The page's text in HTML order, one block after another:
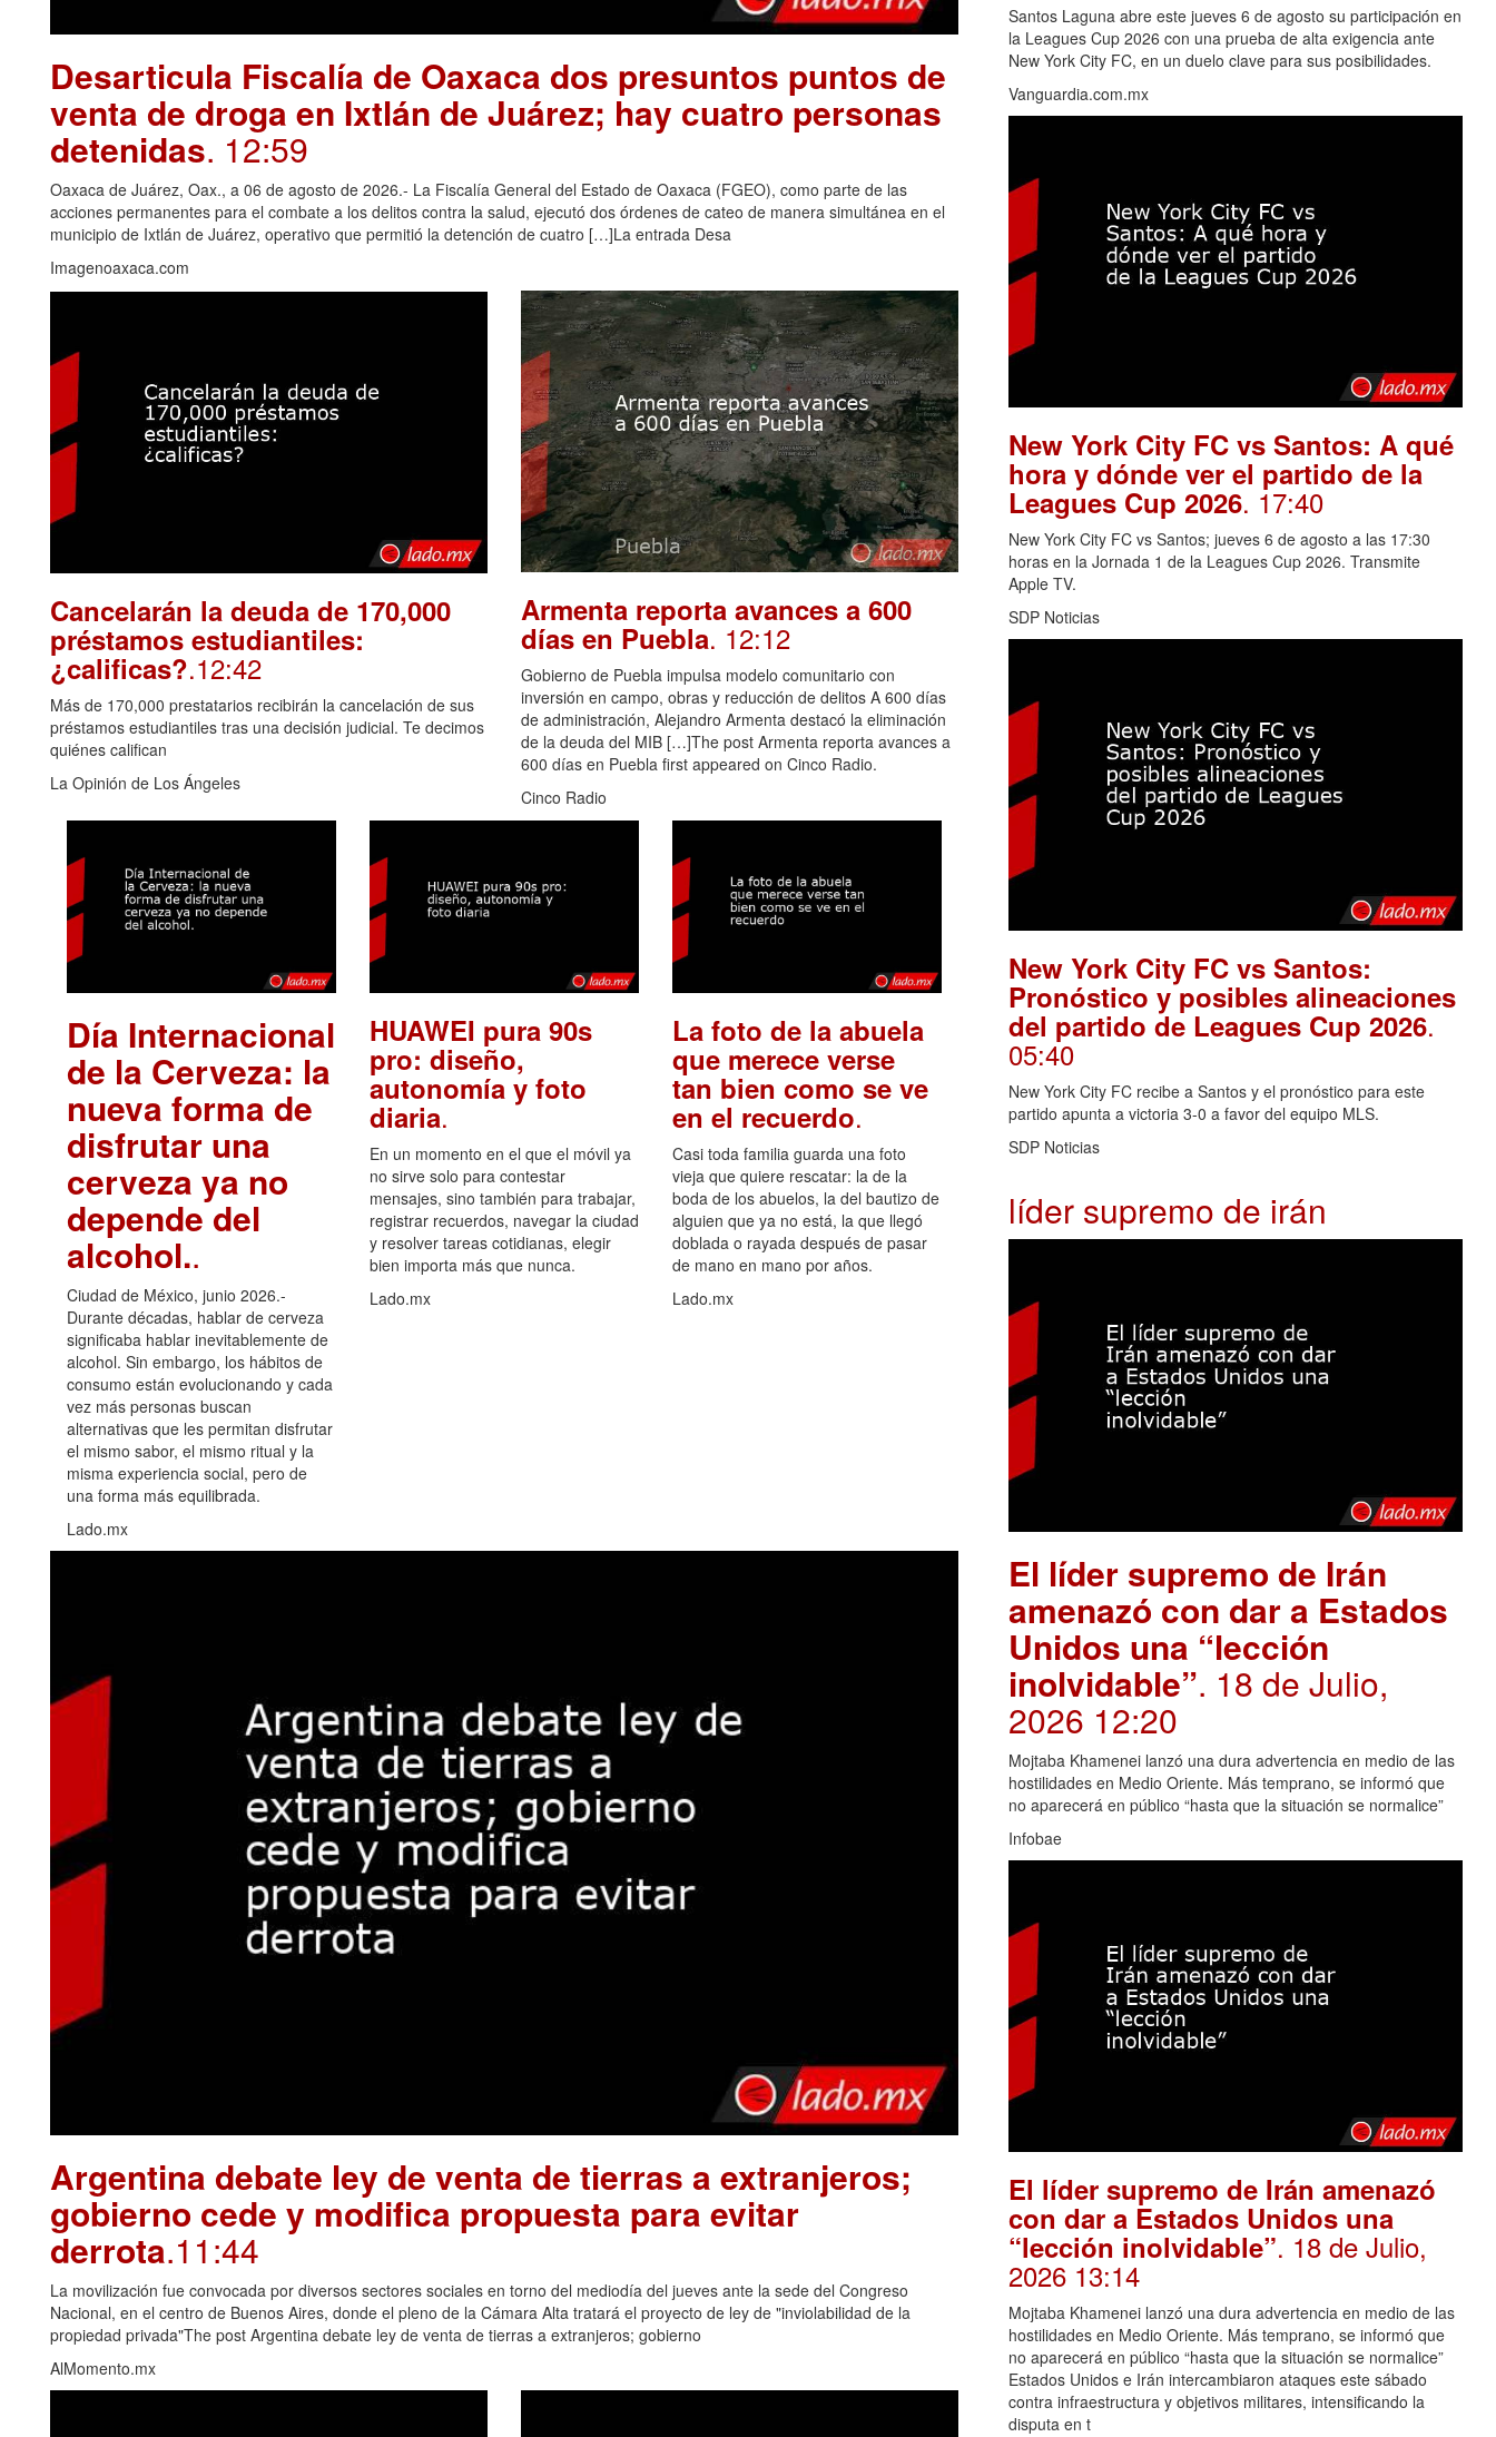
Desarticula Fiscalía de Oaxaca dos presuntos puntos de
venta de droga en Ixtlán de Juárez; hay cuatro personas
detenidas. 12:59
Oaxaca de Juárez, Oax., a 06 de agosto de 2026.- La Fiscalía General del Estado de Oaxaca (FGEO), como parte de las
acciones permanentes para el combate a los delitos contra la salud, ejecutó dos órdenes de cateo de manera simultánea en el
municipio de Ixtlán de Juárez, operativo que permitió la detención de cuatro […]La entrada Desa
Imagenoaxaca.com
Cancelarán la deuda de 170,000
préstamos estudiantiles:
¿calificas?.12:42
Más de 170,000 prestatarios recibirán la cancelación de sus
préstamos estudiantiles tras una decisión judicial. Te decimos
quiénes califican
La Opinión de Los Ángeles
Armenta reporta avances a 600
días en Puebla. 12:12
Gobierno de Puebla impulsa modelo comunitario con
inversión en campo, obras y reducción de delitos A 600 días
de administración, Alejandro Armenta destacó la eliminación
de la deuda del MIB […]The post Armenta reporta avances a
600 días en Puebla first appeared on Cinco Radio.
Cinco Radio
Día Internacional
de la Cerveza: la
nueva forma de
disfrutar una
cerveza ya no
depende del
alcohol..
Ciudad de México, junio 2026.-
Durante décadas, hablar de cerveza
significaba hablar inevitablemente de
alcohol. Sin embargo, los hábitos de
consumo están evolucionando y cada
vez más personas buscan
alternativas que les permitan disfrutar
el mismo sabor, el mismo ritual y la
misma experiencia social, pero de
una forma más equilibrada.
Lado.mx
HUAWEI pura 90s
pro: diseño,
autonomía y foto
diaria.
En un momento en el que el móvil ya
no sirve solo para contestar
mensajes, sino también para trabajar,
registrar recuerdos, navegar la ciudad
y resolver tareas cotidianas, elegir
bien importa más que nunca.
Lado.mx
La foto de la abuela
que merece verse
tan bien como se ve
en el recuerdo.
Casi toda familia guarda una foto
vieja que quiere rescatar: la de la
boda de los abuelos, la del bautizo de
alguien que ya no está, la que llegó
doblada o rayada después de pasar
de mano en mano por años.
Lado.mx
Argentina debate ley de venta de tierras a extranjeros;
gobierno cede y modifica propuesta para evitar
derrota.11:44
La movilización fue convocada por diversos sectores sociales en torno del mediodía del jueves ante la sede del Congreso
Nacional, en el centro de Buenos Aires, donde el pleno de la Cámara Alta tratará el proyecto de ley de "inviolabilidad de la
propiedad privada"The post Argentina debate ley de venta de tierras a extranjeros; gobierno
AlMomento.mx
Santos Laguna abre este jueves 6 de agosto su participación en
la Leagues Cup 2026 con una prueba de alta exigencia ante
New York City FC, en un duelo clave para sus posibilidades.
Vanguardia.com.mx
New York City FC vs Santos: A qué
hora y dónde ver el partido de la
Leagues Cup 2026. 17:40
New York City FC vs Santos; jueves 6 de agosto a las 17:30
horas en la Jornada 1 de la Leagues Cup 2026. Transmite
Apple TV.
SDP Noticias
New York City FC vs Santos:
Pronóstico y posibles alineaciones
del partido de Leagues Cup 2026.
05:40
New York City FC recibe a Santos y el pronóstico para este
partido apunta a victoria 3-0 a favor del equipo MLS.
SDP Noticias
líder supremo de irán
El líder supremo de Irán
amenazó con dar a Estados
Unidos una “lección
inolvidable”. 18 de Julio,
2026 12:20
Mojtaba Khamenei lanzó una dura advertencia en medio de las
hostilidades en Medio Oriente. Más temprano, se informó que
no aparecerá en público “hasta que la situación se normalice”
Infobae
El líder supremo de Irán amenazó
con dar a Estados Unidos una
“lección inolvidable”. 18 de Julio,
2026 13:14
Mojtaba Khamenei lanzó una dura advertencia en medio de las
hostilidades en Medio Oriente. Más temprano, se informó que
no aparecerá en público “hasta que la situación se normalice”
Estados Unidos e Irán intercambiaron ataques este sábado
contra infraestructura y objetivos militares, intensificando la
disputa en t